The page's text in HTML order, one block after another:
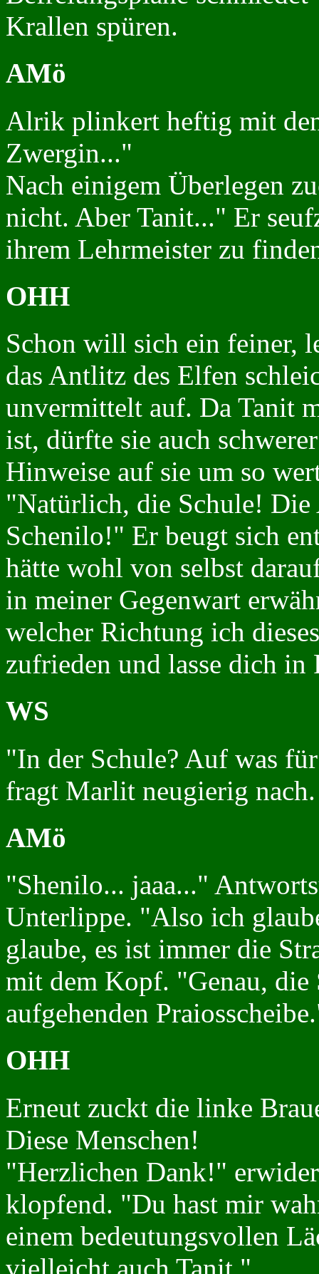
Krallen spüren.
AMö
Alrik plinkert heftig mit
Zwergin..."
Nach einigem Überlegen
nicht. Aber Tanit..." Er
ihrem Lehrmeister zu
OHH
Schon will sich ein feiner,
das Antlitz des Elfen
unvermittelt auf. Da Tanit
ist, dürfte sie auch
Hinweise auf sie um so
"Natürlich, die Schule! Die
Schenilo!" Er beugt sich
hätte wohl von selbst
in meiner Gegenwart
welcher Richtung ich
zufrieden und lasse dich in
WS
"In der Schule? Auf was
fragt Marlit neugierig nach.
AMö
"Shenilo... jaaa..."
Unterlippe. "Also ich
glaube, es ist immer die
mit dem Kopf. "Genau,
aufgehenden
OHH
Erneut zuckt die linke
Diese Menschen!
"Herzlichen Dank!"
klopfend. "Du hast mir
einem bedeutungsvollen
vielleicht auch Tanit."